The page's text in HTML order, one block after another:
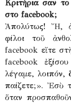
Κριτήρια σαν
στο facebook;
Ἀπολύτως! Ἤ,
φίλοι τοῦ
facebook εἴτε
facebook
λέγαμε, λοιπόν,
παίζετε;». Ἐσὺ
ὅταν